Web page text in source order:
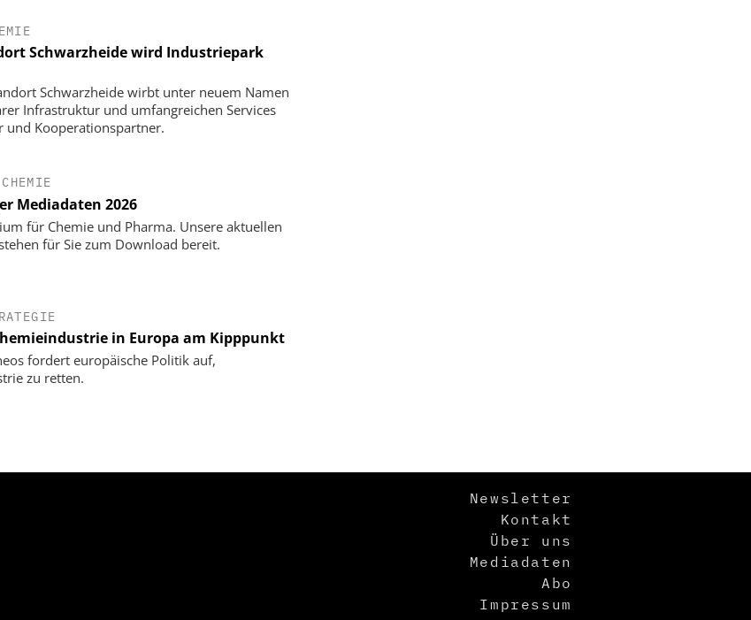
Schwarzheide wird Industriepark
Schwarzheide wirbt unter neuem Namen
Infrastruktur und umfangreichen Services
und Kooperationspartner.
CHEMIE
Mediadaten 2026
für Chemie und Pharma. Unsere aktuellen
für Sie zum Download bereit.
in Europa am Kipppunkt
fordert europäische Politik auf,
zu retten.
Newsletter
Kontakt
Über uns
Mediadaten
Abo
Impressum